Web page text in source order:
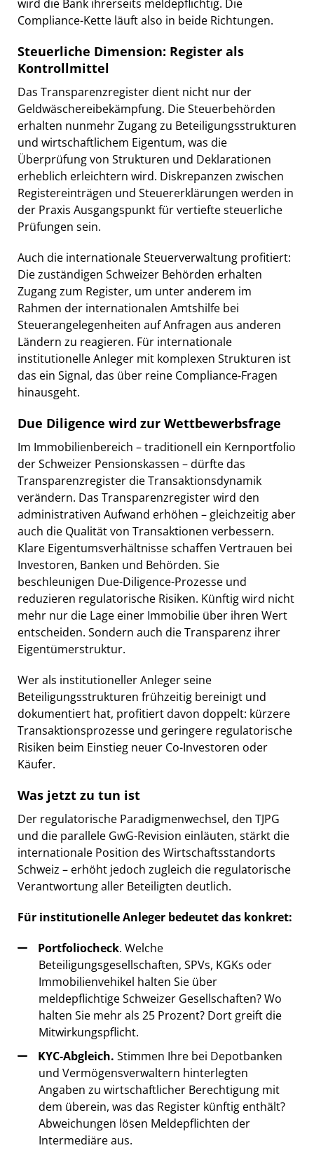
wird die Bank ihrerseits meldepflichtig. Die
Compliance-Kette läuft also in beide Richtungen.
Steuerliche Dimension: Register als
Kontrollmittel
Das Transparenzregister dient nicht nur der
Geldwäschereibekämpfung. Die Steuerbehörden
erhalten nunmehr Zugang zu Beteiligungsstrukturen
und wirtschaftlichem Eigentum, was die
Überprüfung von Strukturen und Deklarationen
erheblich erleichtern wird. Diskrepanzen zwischen
Registereinträgen und Steuererklärungen werden in
der Praxis Ausgangspunkt für vertiefte steuerliche
Prüfungen sein.
Auch die internationale Steuerverwaltung profitiert:
Die zuständigen Schweizer Behörden erhalten
Zugang zum Register, um unter anderem im
Rahmen der internationalen Amtshilfe bei
Steuerangelegenheiten auf Anfragen aus anderen
Ländern zu reagieren. Für internationale
institutionelle Anleger mit komplexen Strukturen ist
das ein Signal, das über reine Compliance-Fragen
hinausgeht.
Due Diligence wird zur Wettbewerbsfrage
Im Immobilienbereich – traditionell ein Kernportfolio
der Schweizer Pensionskassen – dürfte das
Transparenzregister die Transaktionsdynamik
verändern. Das Transparenzregister wird den
administrativen Aufwand erhöhen – gleichzeitig aber
auch die Qualität von Transaktionen verbessern.
Klare Eigentumsverhältnisse schaffen Vertrauen bei
Investoren, Banken und Behörden. Sie
beschleunigen Due-Diligence-Prozesse und
reduzieren regulatorische Risiken. Künftig wird nicht
mehr nur die Lage einer Immobilie über ihren Wert
entscheiden. Sondern auch die Transparenz ihrer
Eigentümerstruktur.
Wer als institutioneller Anleger seine
Beteiligungsstrukturen frühzeitig bereinigt und
dokumentiert hat, profitiert davon doppelt: kürzere
Transaktionsprozesse und geringere regulatorische
Risiken beim Einstieg neuer Co-Investoren oder
Käufer.
Was jetzt zu tun ist
Der regulatorische Paradigmenwechsel, den TJPG
und die parallele GwG-Revision einläuten, stärkt die
internationale Position des Wirtschaftsstandorts
Schweiz – erhöht jedoch zugleich die regulatorische
Verantwortung aller Beteiligten deutlich.
Für institutionelle Anleger bedeutet das konkret:
Portfoliocheck. Welche
Beteiligungsgesellschaften, SPVs, KGKs oder
Immobilienvehikel halten Sie über
meldepflichtige Schweizer Gesellschaften? Wo
halten Sie mehr als 25 Prozent? Dort greift die
Mitwirkungspflicht.
KYC-Abgleich. Stimmen Ihre bei Depotbanken
und Vermögensverwaltern hinterlegten
Angaben zu wirtschaftlicher Berechtigung mit
dem überein, was das Register künftig enthält?
Abweichungen lösen Meldepflichten der
Intermediäre aus.